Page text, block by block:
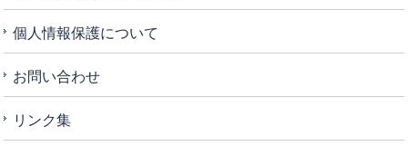
個人情報保護について
お問い合わせ
リンク集